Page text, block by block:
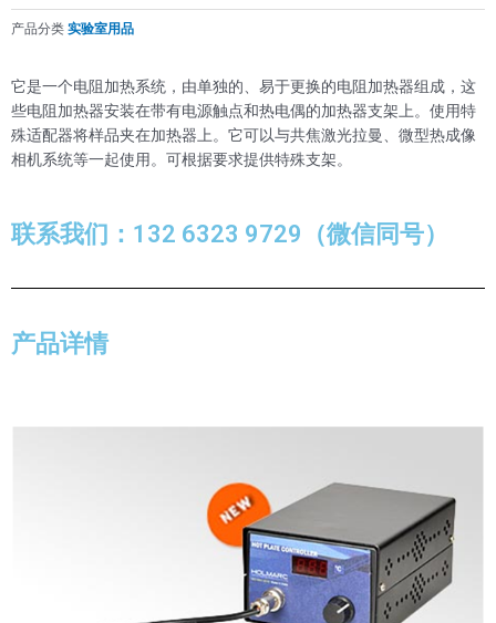
产品分类 实验室用品
它是一个电阻加热系统，由单独的、易于更换的电阻加热器组成，这
些电阻加热器安装在带有电源触点和热电偶的加热器支架上。使用特
殊适配器将样品夹在加热器上。它可以与共焦激光拉曼、微型热成像
相机系统等一起使用。可根据要求提供特殊支架。
联系我们：132 6323 9729（微信同号）
产品详情